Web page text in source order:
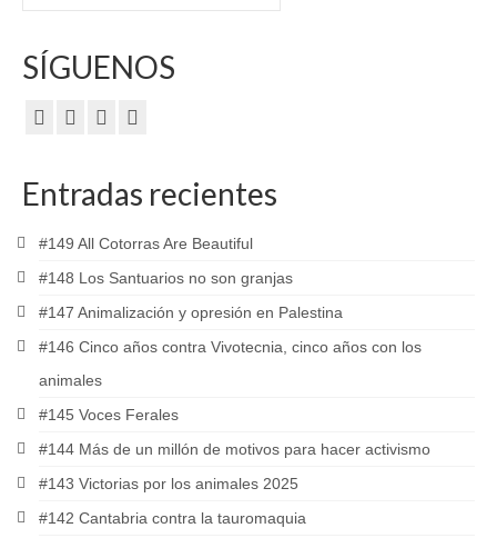
SÍGUENOS
Entradas recientes
#149 All Cotorras Are Beautiful
#148 Los Santuarios no son granjas
#147 Animalización y opresión en Palestina
#146 Cinco años contra Vivotecnia, cinco años con los
animales
#145 Voces Ferales
#144 Más de un millón de motivos para hacer activismo
#143 Victorias por los animales 2025
#142 Cantabria contra la tauromaquia